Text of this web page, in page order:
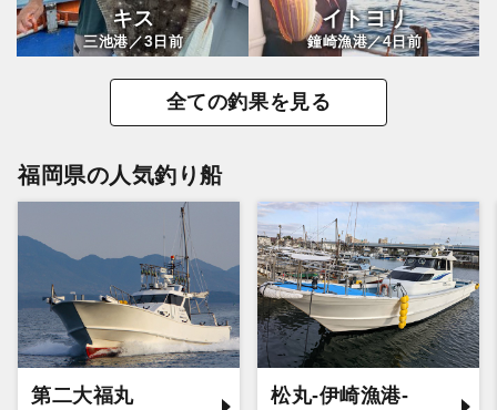
キス
三池港／3日前
イトヨリ
鐘崎漁港／4日前
全ての釣果を見る
福岡県の人気釣り船
第二大福丸 松丸-伊崎漁港-